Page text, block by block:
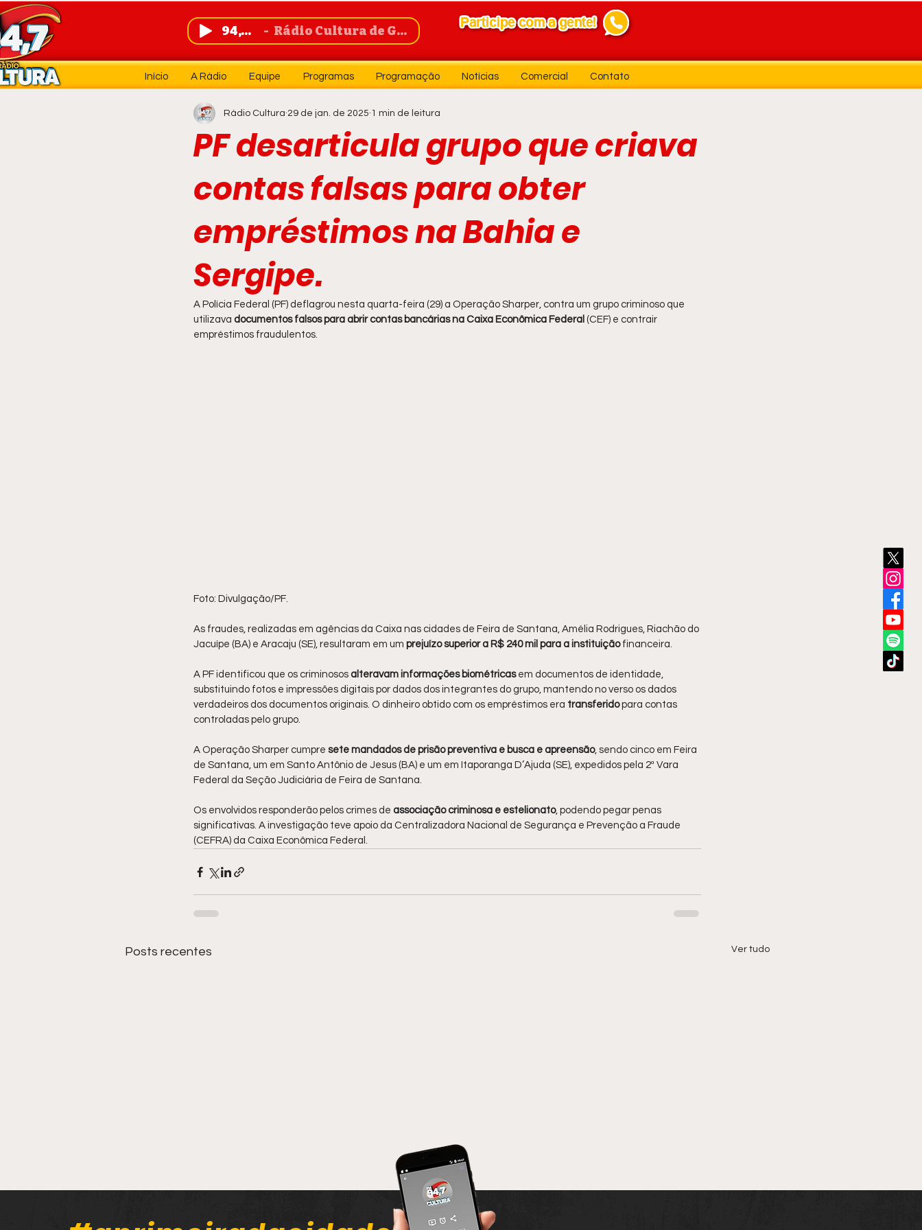
94,7 FM Rádio Cultura de Guanambi
Início A Rádio Equipe Programas Programação Notícias Comercial Contato
PF desarticula grupo que criava
contas falsas para obter
empréstimos na Bahia e
Sergipe.
Rádio Cultura 29 de jan. de 2025 1 min de leitura
A Polícia Federal (PF) deflagrou nesta quarta-feira (29) a Operação Sharper, contra um grupo criminoso que
utilizava documentos falsos para abrir contas bancárias na Caixa Econômica Federal (CEF) e contrair
empréstimos fraudulentos.
Foto: Divulgação/PF.
As fraudes, realizadas em agências da Caixa nas cidades de Feira de Santana, Amélia Rodrigues, Riachão do
Jacuípe (BA) e Aracaju (SE), resultaram em um prejuízo superior a R$ 240 mil para a instituição financeira.
A PF identificou que os criminosos alteravam informações biométricas em documentos de identidade,
substituindo fotos e impressões digitais por dados dos integrantes do grupo, mantendo no verso os dados
verdadeiros dos documentos originais. O dinheiro obtido com os empréstimos era transferido para contas
controladas pelo grupo.
A Operação Sharper cumpre sete mandados de prisão preventiva e busca e apreensão, sendo cinco em Feira
de Santana, um em Santo Antônio de Jesus (BA) e um em Itaporanga D’Ajuda (SE), expedidos pela 2ª Vara
Federal da Seção Judiciária de Feira de Santana.
Os envolvidos responderão pelos crimes de associação criminosa e estelionato, podendo pegar penas
significativas. A investigação teve apoio da Centralizadora Nacional de Segurança e Prevenção a Fraude
(CEFRA) da Caixa Econômica Federal.
Posts recentes Ver tudo